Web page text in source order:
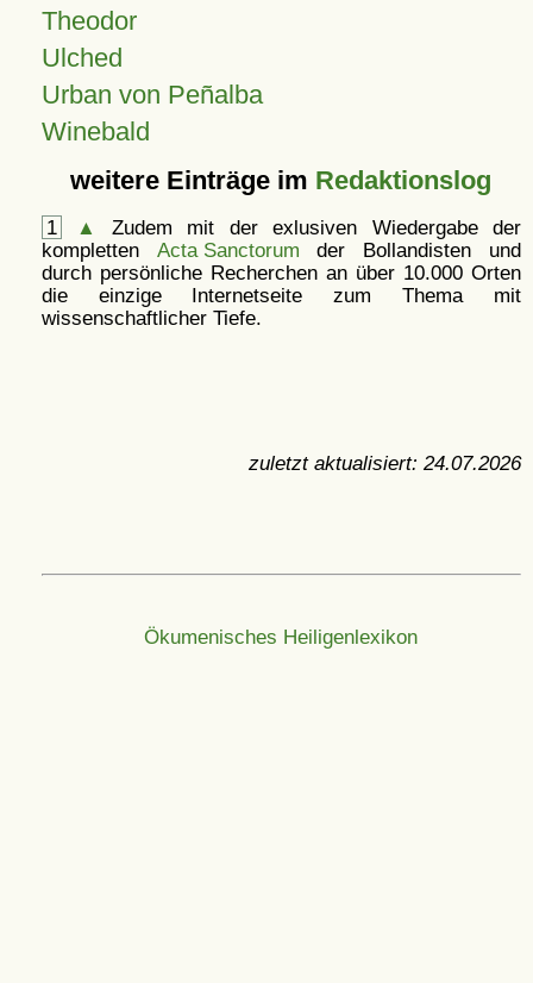
Theodor
Ulched
Urban von Peñalba
Winebald
weitere Einträge im Redaktionslog
1 ▲
Zudem mit der exlusiven Wiedergabe der
kompletten Acta Sanctorum der Bollandisten und
durch persönliche Recherchen an über 10.000 Orten
die einzige Internetseite zum Thema mit
wissenschaftlicher Tiefe.
zuletzt aktualisiert: 24.07.2026
Ökumenisches Heiligenlexikon